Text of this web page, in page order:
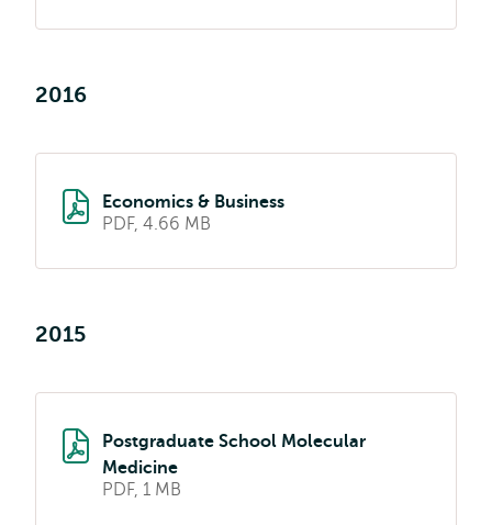
2016
Economics & Business
PDF, 4.66 MB
2015
Postgraduate School Molecular
Medicine
PDF, 1 MB